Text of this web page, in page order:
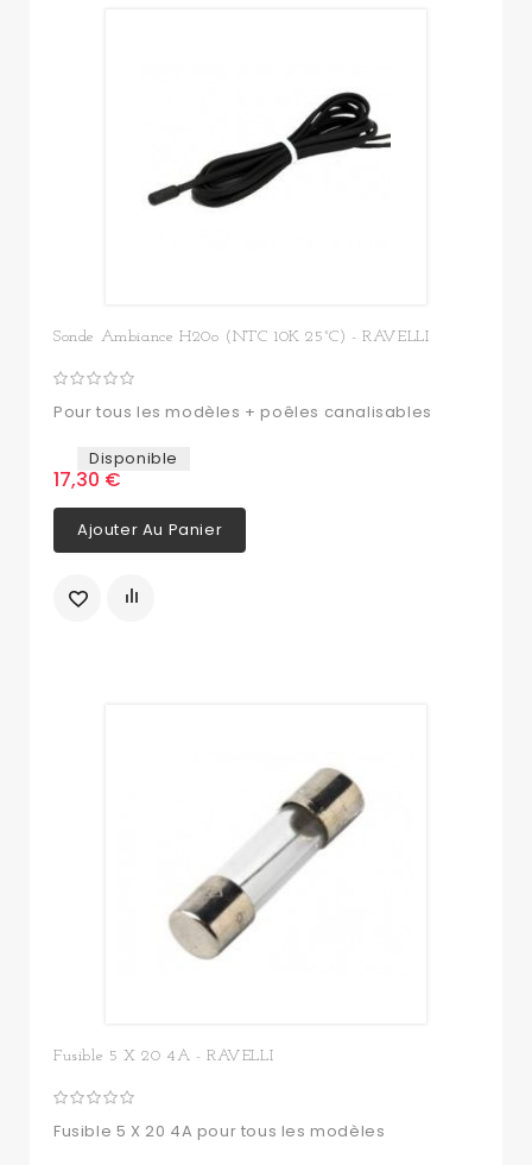
Sonde Ambiance H20o (NTC 10K 25°C) - RAVELLI
Pour tous les modèles + poêles canalisables
Disponible
17,30 €
Ajouter Au Panier
Fusible 5 X 20 4A - RAVELLI
Fusible 5 X 20 4A pour tous les modèles